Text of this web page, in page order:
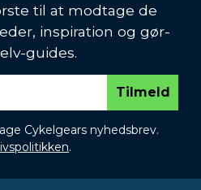
til at modtage de
inspiration og gør-
guides.
Tilmeld
Cykelgears nyhedsbrev.
.